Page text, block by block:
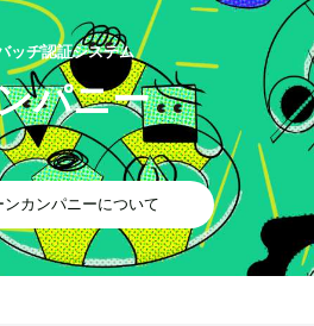
ッヂ認証システム
パニー
ンカンパニーについて